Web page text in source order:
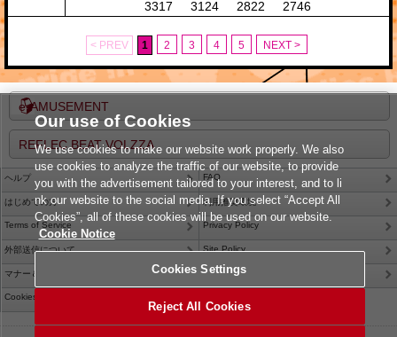
3317 3124 2822 2746
< PREV 1 2 3 4 5 NEXT >
e-AMUSEMENT
REFLEC BEAT VOLZZA
ヘルプ FAQ
はじめての方 利用推奨環境
Terms of Service Privacy Policy
外部送信について Site Policy
マナー＆ルール Contact Us
Cookies Settings
Our use of Cookies
We use cookies to make our website work properly. We also
use cookies to analyze the traffic of our website, to provide
you with the advertisement tailored to your interest, and to li
nk our website to the social media. If you select “Accept All
Cookies”, all of these cookies will be used on our website.
Cookie Notice
Cookies Settings
Reject All Cookies